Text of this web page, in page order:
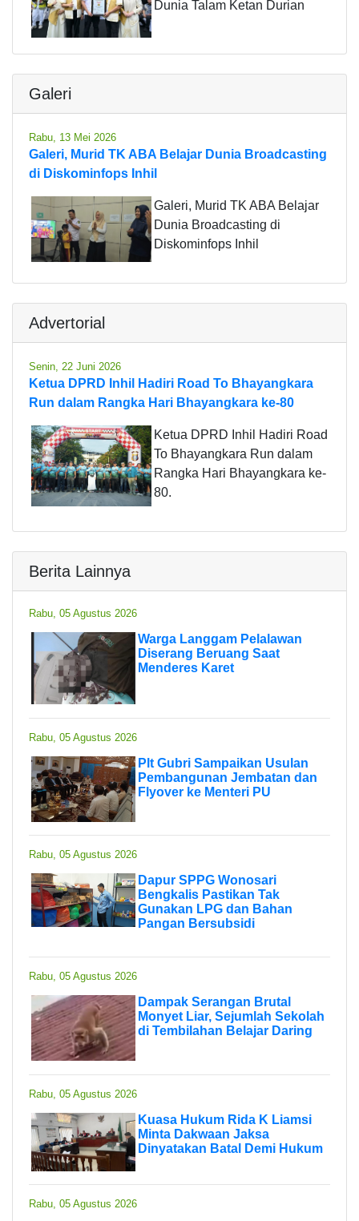
Dunia Talam Ketan Durian
Galeri
Rabu, 13 Mei 2026
Galeri, Murid TK ABA Belajar Dunia Broadcasting
di Diskominfops Inhil
Galeri, Murid TK ABA Belajar
Dunia Broadcasting di
Diskominfops Inhil
Advertorial
Senin, 22 Juni 2026
Ketua DPRD Inhil Hadiri Road To Bhayangkara
Run dalam Rangka Hari Bhayangkara ke-80
Ketua DPRD Inhil Hadiri Road
To Bhayangkara Run dalam
Rangka Hari Bhayangkara ke-
80.
Berita Lainnya
Rabu, 05 Agustus 2026
Warga Langgam Pelalawan
Diserang Beruang Saat
Menderes Karet
Rabu, 05 Agustus 2026
Plt Gubri Sampaikan Usulan
Pembangunan Jembatan dan
Flyover ke Menteri PU
Rabu, 05 Agustus 2026
Dapur SPPG Wonosari
Bengkalis Pastikan Tak
Gunakan LPG dan Bahan
Pangan Bersubsidi
Rabu, 05 Agustus 2026
Dampak Serangan Brutal
Monyet Liar, Sejumlah Sekolah
di Tembilahan Belajar Daring
Rabu, 05 Agustus 2026
Kuasa Hukum Rida K Liamsi
Minta Dakwaan Jaksa
Dinyatakan Batal Demi Hukum
Rabu, 05 Agustus 2026